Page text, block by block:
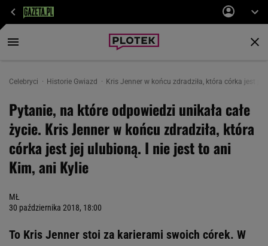
Celebryci Historie Gwiazd Kris Jenner w końcu zdradziła, która córka jest
Pytanie, na które odpowiedzi unikała całe
życie. Kris Jenner w końcu zdradziła, która
córka jest jej ulubioną. I nie jest to ani
Kim, ani Kylie
MŁ
30 października 2018, 18:00
To Kris Jenner stoi za karierami swoich córek. W